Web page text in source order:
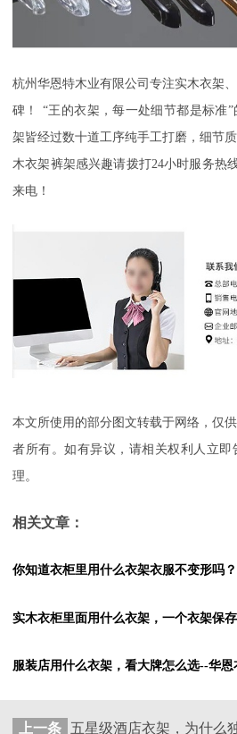
杭州华恩特木业有限公司 专注实木衣架
碑！
“王的衣架，每一处细节都是标准
架皆经过数十道工序纯手工打磨，细节
木衣架裤架感兴趣请拨打24小时服务热
来电！
本文所使用的部分图文转载于网络，仅
者所有。如有异议，请相关权利人立即
理。
相关文章：
你知道衣柜里用什么衣架衣服不变形吗
实木衣柜里面用什么衣架，一个衣架保
服装店用什么衣架，看大牌怎么选--华恩
上一条